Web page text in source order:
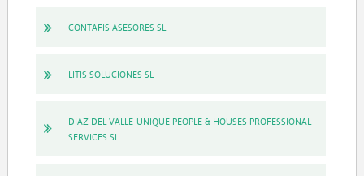
CONTAFIS ASESORES SL
LITIS SOLUCIONES SL
DIAZ DEL VALLE-UNIQUE PEOPLE & HOUSES PROFESSIONAL
SERVICES SL